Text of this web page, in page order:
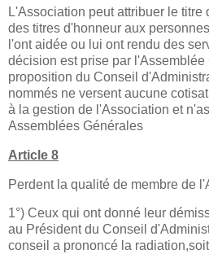
L'Association peut attribuer le titre
des titres d'honneur aux
l'ont aidée ou lui ont rendu des
décision est prise par l'Assemblée
proposition du Conseil
nommés ne versent aucune
à la gestion de l'Association et
Assemblées Générales
Article 8
Perdent la qualité de membre de
1°) Ceux qui ont donné leur
au Président du Conseil
conseil a prononcé la